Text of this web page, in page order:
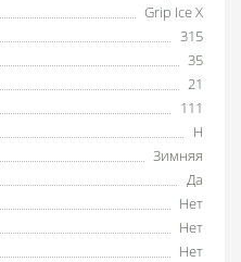
Grip Ice X
315
35
21
111
H
Зимняя
Да
Нет
Нет
Нет